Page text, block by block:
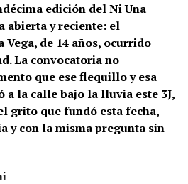
edición del Ni Una
abierta y reciente: el
de 14 años, ocurrido
La convocatoria no
que ese flequillo y esa
a la calle bajo la lluvia este 3J,
grito que fundó esta fecha,
y con la misma pregunta sin